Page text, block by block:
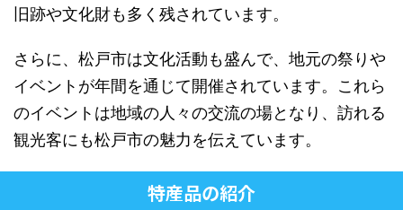
旧跡や文化財も多く残されています。
さらに、松戸市は文化活動も盛んで、地元の祭りや
イベントが年間を通じて開催されています。これら
のイベントは地域の人々の交流の場となり、訪れる
観光客にも松戸市の魅力を伝えています。
特産品の紹介